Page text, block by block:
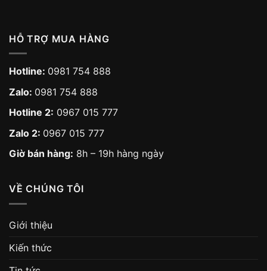
HỖ TRỢ MUA HÀNG
Hotline: 0981 754 888
Zalo: 0981 754 888
Hotline 2: 0967 015 777
Zalo 2: 0967 015 777
Giờ bán hàng: 8h – 19h hàng ngày
VỀ CHÚNG TÔI
Giới thiệu
Kiến thức